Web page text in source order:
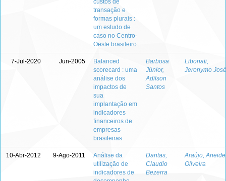
custos de
transação e
formas plurais :
um estudo de
caso no Centro-
Oeste brasileiro
7-Jul-2020 Jun-2005
Balanced
scorecard : uma
análise dos
impactos de
sua
implantação em
indicadores
financeiros de
empresas
brasileiras
Barbosa
Júnior,
Adilson
Santos
Libonati,
Jeronymo José
10-Abr-2012 9-Ago-2011
Análise da
utilização de
indicadores de
Dantas,
Claudio
Bezerra
Araújo, Aneide
Oliveira